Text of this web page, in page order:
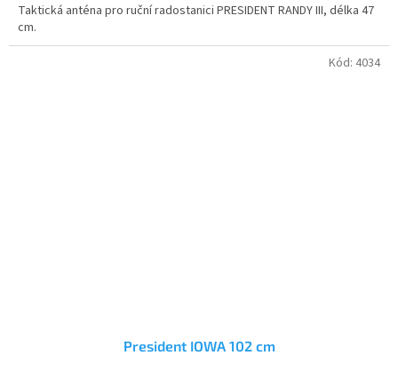
z
5
hvězdiček.
Taktická anténa pro ruční radostanici PRESIDENT RANDY III, délka 47
cm.
President IOWA 102 cm
Kód: 4034